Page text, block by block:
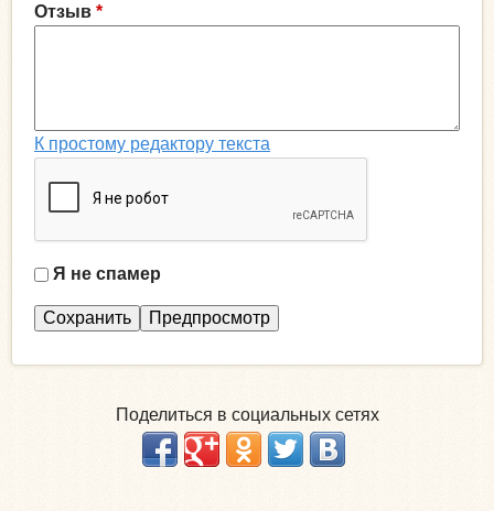
Отзыв *
К простому редактору текста
с
Я не спамер
Поделиться в социальных сетях